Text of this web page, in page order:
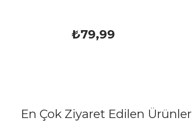
₺104,99
En Çok Ziyaret Edilen Ürünler